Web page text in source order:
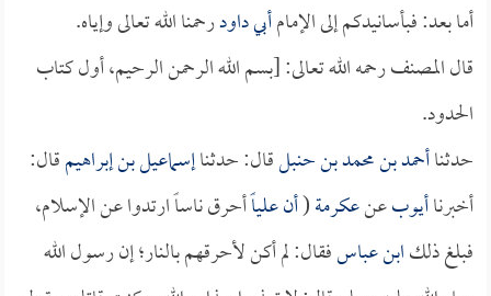
أما بعد: فبأسانيدكم إلى الإمامأبي داودرحمنا الله تعالى وإياه.
قال المصنف رحمه الله تعالى: [بسم الله الرحمن الرحيم، أول كتاب
الحدود.
حدثناأحمد بن محمد بن حنبلقال: حدثناإسماعيل بن إبراهيمقال:
أخبرناأيوبعنعكرمة(أنعلياًأحرق ناساً ارتدوا عن الإسلام،
فبلغ ذلكابن عباسفقال: لم أكن لأحرقهم بالنار؛ إن رسول الله